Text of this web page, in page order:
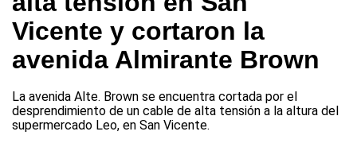
Vicente y cortaron la
avenida Almirante Brown
La avenida Alte. Brown se encuentra cortada por el
desprendimiento de un cable de alta tensión a la altura del
supermercado Leo, en San Vicente.